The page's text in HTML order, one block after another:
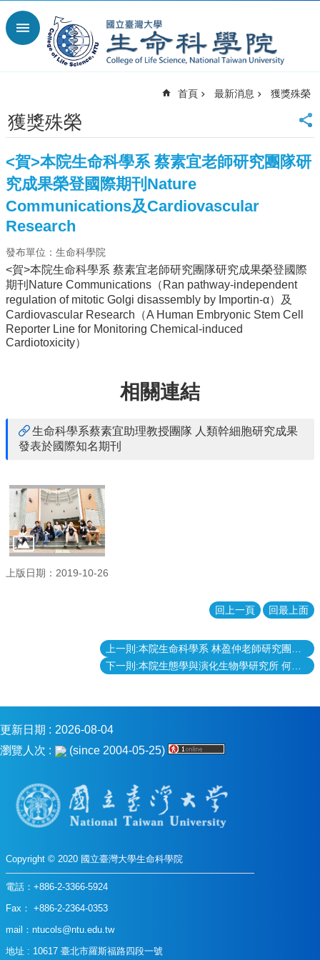
跳到主要內容區塊
進
首
頁
大
首
頁
網
站
覽
English
最
新
消
息
系
程
單
位
本
法
議
記
錄
專
區
首頁 最新消息 獲獎殊榮
獲獎殊榮
<賀>本院生命科學系 蔡素宜老師研究團隊研
究成果榮登國際期刊Nature
Communications及Cardiovascular
Research
發布單位：生命科學院
<賀>本院生命科學系 蔡素宜老師研究團隊研究成果榮登國際
期刊Nature Communications（Ran pathway-independent
regulation of mitotic Golgi disassembly by Importin-α）及
Cardiovascular Research（A Human Embryonic Stem Cell
Reporter Line for Monitoring Chemical-induced
Cardiotoxicity）
相關連結
生命科學系蔡素宜助理教授團隊 人類幹細胞研究成果
發表於國際知名期刊
上版日期：2019-10-26
回上一頁 回最上面
更新日期
2026-08-04
瀏覽人次
(since 2004-05-25)
Copyright © 2020 國立臺灣大學生命科學院
電話：+886-2-3366-5924
Fax： +886-2-2364-0353
mail： ntucols@ntu.edu.tw
地址 : 10617 臺北市羅斯福路四段一號